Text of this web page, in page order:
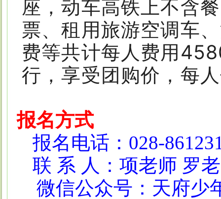
座，动车高铁上不含
票、租用旅游空调车
费等共计每人费用
行，享受团购价，每
报名方式
报名电话：028-
联 系 人：项老师 罗
微信公众号：天府少